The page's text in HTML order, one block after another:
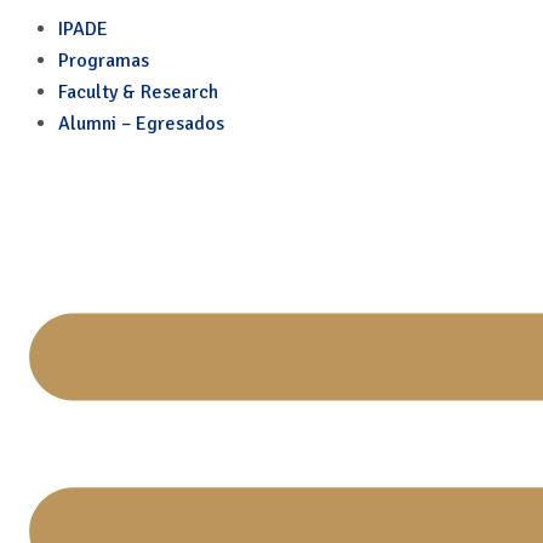
Smart Cities: liderazgo
IPADE
Programas
Faculty & Research
Alumni – Egresados